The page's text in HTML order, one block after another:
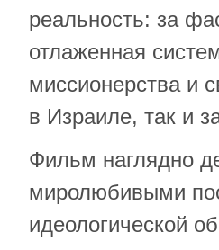
реальность: за
отлаженная
миссионерства и
в Израиле, так и
Фильм наглядно
миролюбивыми
идеологической